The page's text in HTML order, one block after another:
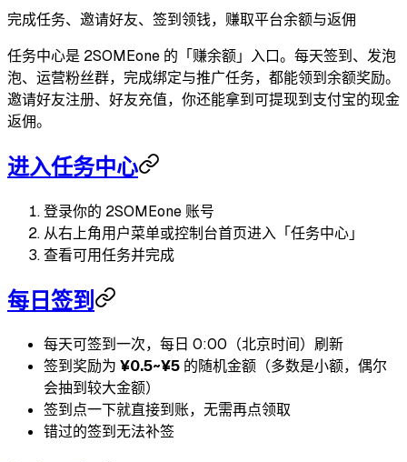
完成任务、邀请好友、签到领钱，赚取平台余额与返佣
任务中心是 2SOMEone 的「赚余额」入口。每天签到、发泡
泡、运营粉丝群，完成绑定与推广任务，都能领到余额奖励。
邀请好友注册、好友充值，你还能拿到可提现到支付宝的现金
返佣。
进入任务中心
登录你的 2SOMEone 账号
从右上角用户菜单或控制台首页进入「任务中心」
查看可用任务并完成
每日签到
每天可签到一次，每日 0:00（北京时间）刷新
签到奖励为 ¥0.5~¥5 的随机金额（多数是小额，偶尔
会抽到较大金额）
签到点一下就直接到账，无需再点领取
错过的签到无法补签